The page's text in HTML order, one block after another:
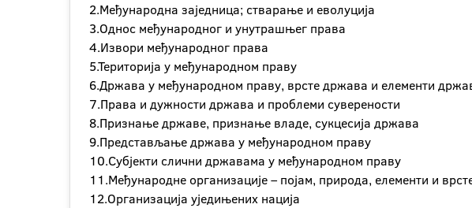
2.Међународна заједница; стварање и еволуција
3.Однос међународног и унутрашњег права
4.Извори међународног права
5.Територија у међународном праву
6.Држава у међународном праву, врсте држава и елементи
7.Права и дужности држава и проблеми суверености
8.Признање државе, признање владе, сукцесија држава
9.Представљање држава у међународном праву
10.Субјекти слични државама у међународном праву
11.Међународне организације – појам, природа, елементи и
12.Организација уједињених нација